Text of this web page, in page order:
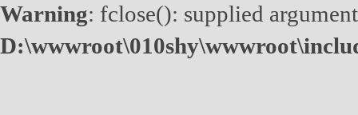
Warning: fclose(): supplied